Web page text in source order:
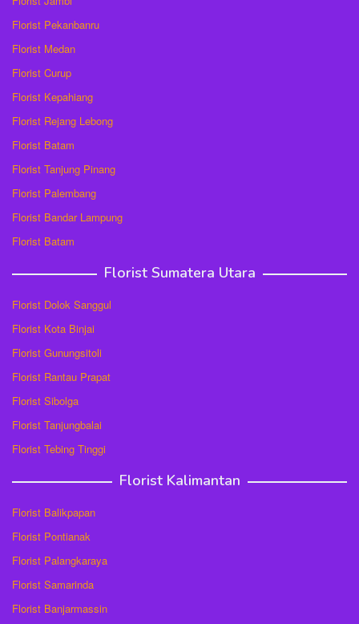
Florist Pekanbanru
Florist Medan
Florist Curup
Florist Kepahiang
Florist Rejang Lebong
Florist Batam
Florist Tanjung Pinang
Florist Palembang
Florist Bandar Lampung
Florist Batam
Florist Sumatera Utara
Florist Dolok Sanggul
Florist Kota Binjai
Florist Gunungsitoli
Florist Rantau Prapat
Florist Sibolga
Florist Tanjungbalai
Florist Tebing Tinggi
Florist Kalimantan
Florist Balikpapan
Florist Pontianak
Florist Palangkaraya
Florist Samarinda
Florist Banjarmassin